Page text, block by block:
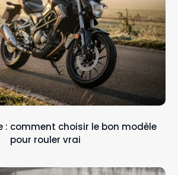
: comment choisir le bon modèle
pour rouler vrai